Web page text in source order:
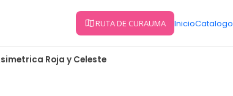
RUTA DE CURAUMA InicioCatalogo
Roja y Celeste